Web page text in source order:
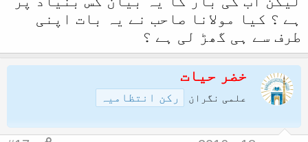
ہے ؟ کیا مولانا صاحب نے یہ بات اپنی
طرف سے ہی گھڑ لی ہے ؟
خضر حیات
علمی نگران رکن انتظامیہ